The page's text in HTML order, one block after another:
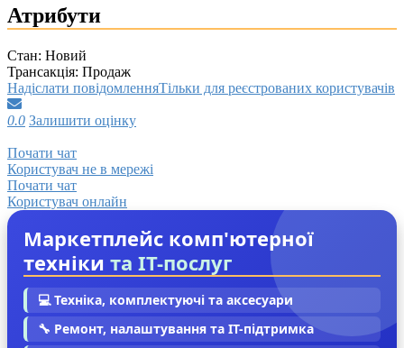
Атрибути
Стан: Новий
Трансакція: Продаж
Надіслати повідомленняТільки для реєстрованих користувачів
0.0 Залишити оцінку
Почати чат
Користувач не в мережі
Почати чат
Користувач онлайн
Маркетплейс комп'ютерної
техніки та IT-послуг
💻 Техніка, комплектуючі та аксесуари
🔧 Ремонт, налаштування та IT-підтримка